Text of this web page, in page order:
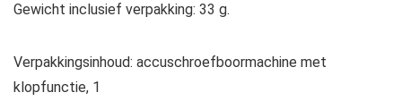
Gewicht inclusief verpakking: 33 g.
Verpakkingsinhoud: accuschroefboormachine met
klopfunctie, 1